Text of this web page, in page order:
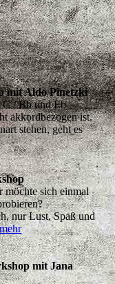
mit Aldo Pinetzki
C / Bb und Eb
akkordbezogen ist.
stehen, geht es
möchte sich einmal
nur Lust, Spaß und
mehr
mit Jana